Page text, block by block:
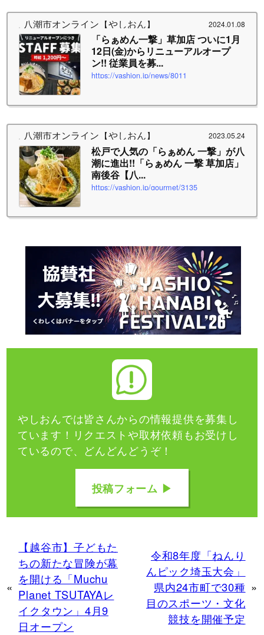
八潮市オンライン【やしおん】 2024.01.08
「らぁめん一撃」草加店 ついに1月
12日(金)からリニューアルオープ
ン!! 従業員を募...
https://yashion.jp/news/8011
八潮市オンライン【やしおん】 2023.05.24
松戸で人気の「らぁめん 一撃」が八
潮に進出!!「らぁめん 一撃 草加店」
南後谷【八...
https://yashion.jp/gourmet/3135
やしおんでは皆さんからの情報提供を募集し
ています！ リクエストや取材依頼もお受けし
ているので、どんどんどうぞ！
投稿フォーム ▶
«
【越谷市】子どもた
ちの新たな冒険が幕
を開ける「Muchu
Planet TSUTAYAレ
イクタウン」4月9
日オープン
令和8年度「ねんり
んピック埼玉大会」
県内24市町で30種
目のスポーツ・文化
競技を開催予定
»